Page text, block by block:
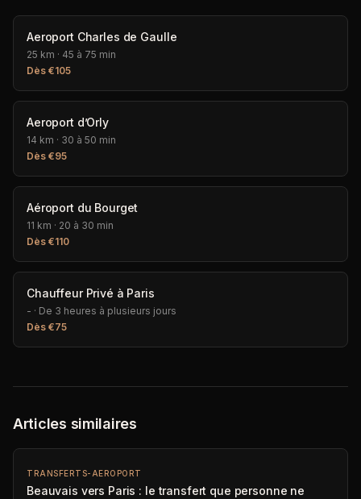
Aeroport Charles de Gaulle
25 km · 45 à 75 min
Dès €105
Aeroport d’Orly
14 km · 30 à 50 min
Dès €95
Aéroport du Bourget
11 km · 20 à 30 min
Dès €110
Chauffeur Privé à Paris
- · De 3 heures à plusieurs jours
Dès €75
Articles similaires
TRANSFERTS-AEROPORT
Beauvais vers Paris : le transfert que personne ne